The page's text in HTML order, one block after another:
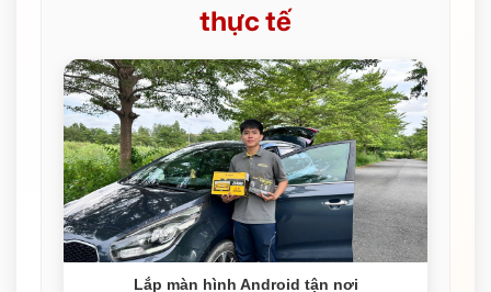
thực tế
Lắp màn hình Android tận nơi